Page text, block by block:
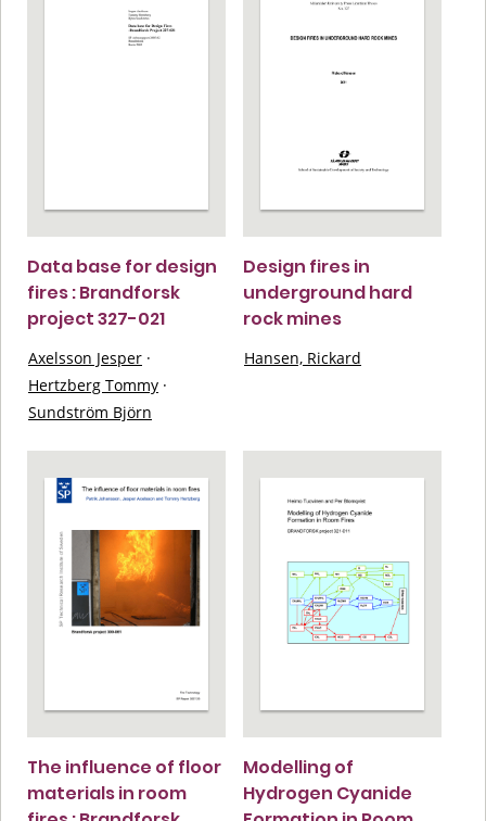
Data base for design
fires : Brandforsk
project 327-021
Axelsson Jesper ·
Hertzberg Tommy ·
Sundström Björn
Design fires in
underground hard
rock mines
Hansen, Rickard
The influence of floor
materials in room
Modelling of
Hydrogen Cyanide